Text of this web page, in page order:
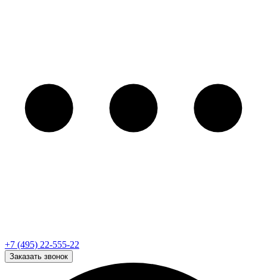
+7 (495) 22-555-22
Заказать звонок